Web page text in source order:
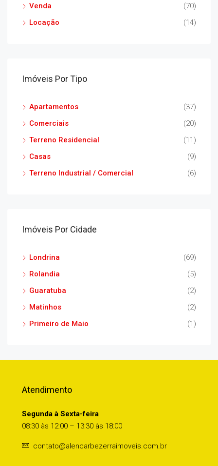
Venda
(70)
Locação
(14)
Imóveis Por Tipo
Apartamentos
(37)
Comerciais
(20)
Terreno Residencial
(11)
Casas
(9)
Terreno Industrial / Comercial
(6)
Imóveis Por Cidade
Londrina
(69)
Rolandia
(5)
Guaratuba
(2)
Matinhos
(2)
Primeiro de Maio
(1)
Atendimento
Segunda à Sexta-feira
08:30 às 12:00 – 13:30 às 18:00
contato@alencarbezerraimoveis.com.br